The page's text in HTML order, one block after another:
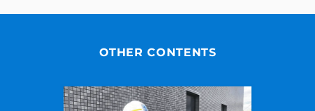
OTHER CONTENTS